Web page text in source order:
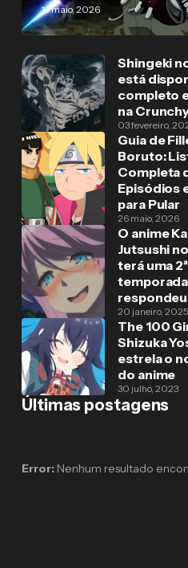
13 maio, 2026
Shingeki
está
completo
na
03 fevereiro,
Guia de
Boruto:
Completa
Episódios
para Pular
26 maio, 2026
O anime
Jutsushi
terá uma 2ª
respondeu
20 janeiro, 2025
The 100
Shizuka
estrela o
do anime
30 julho, 2023
Últimas postagens
Error: Nenhum resultado